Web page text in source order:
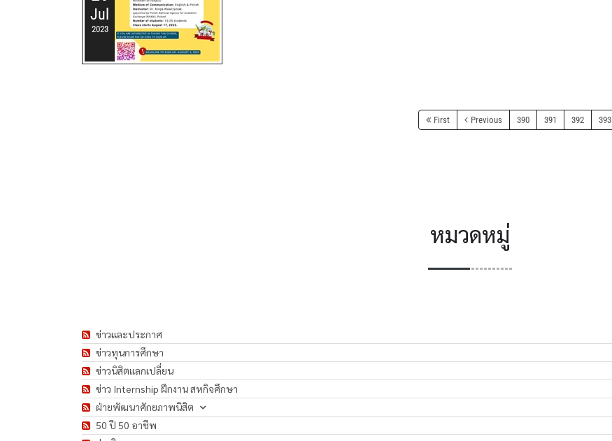
Jul
2023
First Previous 390 391 392 393
หมวดหมู่
ข่าวและประกาศ
ข่าวทุนการศึกษา
ข่าวนิสิตแลกเปลี่ยน
ข่าว Internship ฝึกงาน สหกิจศึกษา
ฝ่ายพัฒนาศักยภาพนิสิต
50 ปี 50 อาชีพ